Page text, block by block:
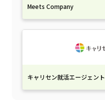
Meets Company
キャリセン就活エージェント